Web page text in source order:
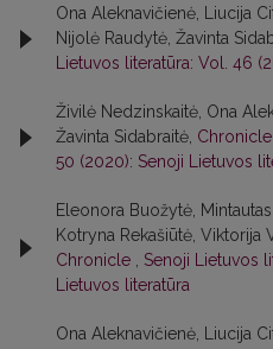
Ona Aleknavičienė, Liucija
Nijolė Raudytė, Žavinta
Lietuvos literatūra: Vol. 46
Živilė Nedzinskaitė, Ona
Žavinta Sidabraitė, Chronicle
50 (2020): Senoji Lietuvos
Eleonora Buožytė,
Kotryna Rekašiūtė, Viktorija
Chronicle , Senoji Lietuvos
Lietuvos literatūra
Ona Aleknavičienė, Liucija